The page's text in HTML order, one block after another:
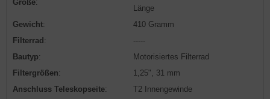
Größe:
Länge
Gewicht:
410 Gramm
Filterrad :
-----
Bautyp:
Motorisiertes Filterrad
Filtergrößen:
1,25", 31 mm
Anschluss Teleskopseite:
T2 Innengewinde